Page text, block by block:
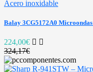
Balay 3CG5172A0
224,00€
324,17€